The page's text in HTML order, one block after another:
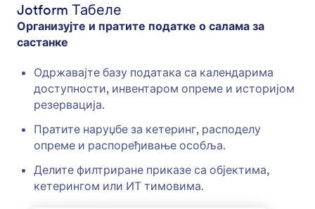
Jotform Табеле
Организујте и пратите податке о салама за
састанке
Одржавајте базу података са календарима
доступности, инвентаром опреме и историјом
резервација.
Пратите наруџбе за кетеринг, расподелу
опреме и распоређивање особља.
Делите филтриране приказе са објектима,
кетерингом или ИТ тимовима.